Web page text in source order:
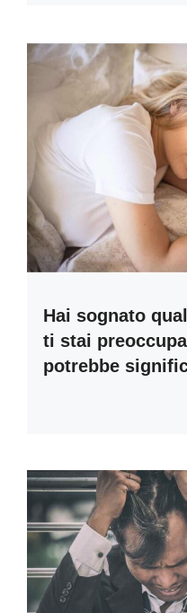
Hai sognato
ti stai
potrebbe